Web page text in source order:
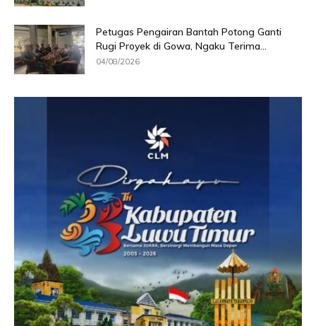
Petugas Pengairan Bantah Potong Ganti
Rugi Proyek di Gowa, Ngaku Terima...
04/08/2026